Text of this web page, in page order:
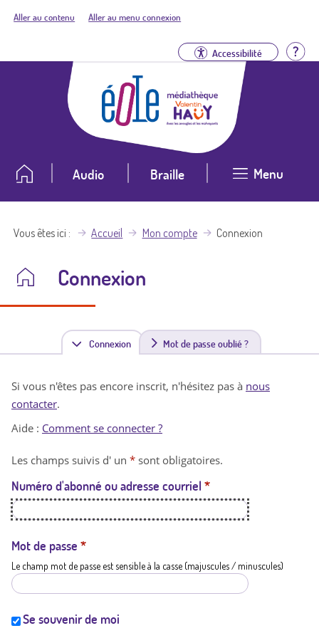
Aller au contenu Aller au menu connexion
Accessibilité
Audio Braille Menu
Vous êtes ici Accueil Mon compte Connexion
Connexion
Connexion(
n
t
a
t
i
Mot de passe oublié ?
Si vous n'êtes pas encore inscrit, n'hésitez pas à nous
contacter.
Aide : Comment se connecter ?
Les champs suivis d' un * sont obligatoires.
Numéro d'abonné ou adresse courriel *
Mot de passe *
Le champ mot de passe est sensible à la casse (majuscules / minuscules)
Se souvenir de moi